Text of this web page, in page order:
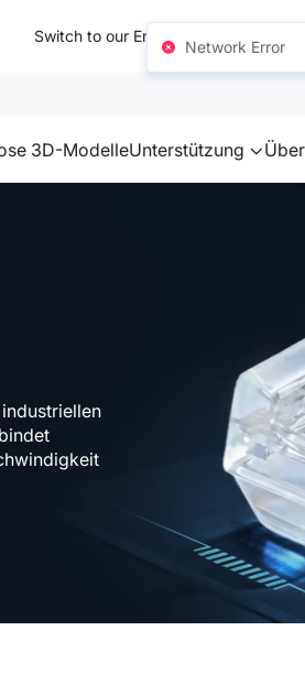
Switch to our English site for better
3D-ModelleUnterstützung
Network Error